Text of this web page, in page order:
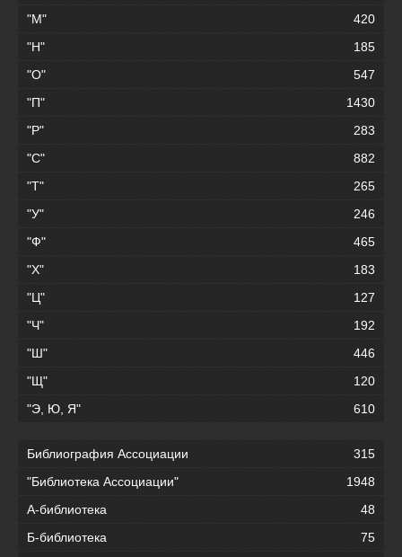
"М"
420
"Н"
185
"О"
547
"П"
1430
"Р"
283
"С"
882
"Т"
265
"У"
246
"Ф"
465
"Х"
183
"Ц"
127
"Ч"
192
"Ш"
446
"Щ"
120
"Э, Ю, Я"
610
Библиография Ассоциации
315
"Библиотека Ассоциации"
1948
А-библиотека
48
Б-библиотека
75